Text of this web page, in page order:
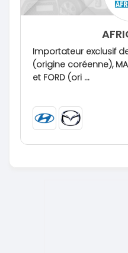
Importateur exclusif
(origine coréenne),
et FORD (ori ...